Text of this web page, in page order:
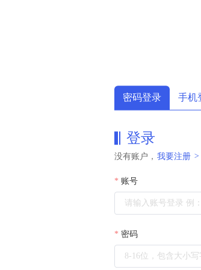
密码登录 手机
登录
没有账户， 我要注册 >
账号
密码